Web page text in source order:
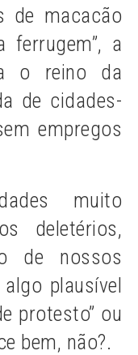
de macacão
ferrugem”, a
o reino da
de cidades-
empregos
muito
deletérios,
de nossos
plausível
protesto” ou
bem, não?.